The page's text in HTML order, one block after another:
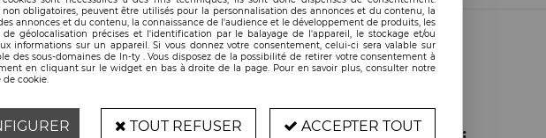
Gangzaï
non obligatoires, peuvent être utilisés pour la personnalisation des annonces et du contenu, la
annonces et du contenu, la connaissance de l'audience et le développement de produits, les
de géolocalisation précises et l'identification par le balayage de l'appareil, le stockage et/ou
informations sur un appareil. Si vous donnez votre consentement, celui-ci sera valable sur
des sous-domaines de In-ty . Vous disposez de la possibilité de retirer votre consentement à
en cliquant sur le widget en bas à droite de la page. Pour en savoir plus, consulter notre
cookie.
TOUT REFUSER ACCEPTER TOUT